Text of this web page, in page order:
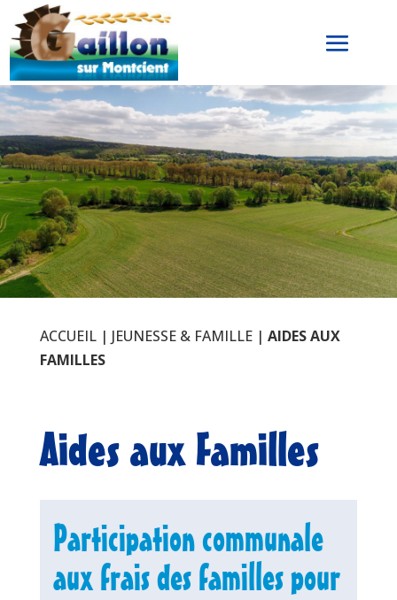
ACCUEIL| JEUNESSE & FAMILLE| AIDES AUX
FAMILLES
Aides aux Familles
Participation communale
aux frais des familles pour